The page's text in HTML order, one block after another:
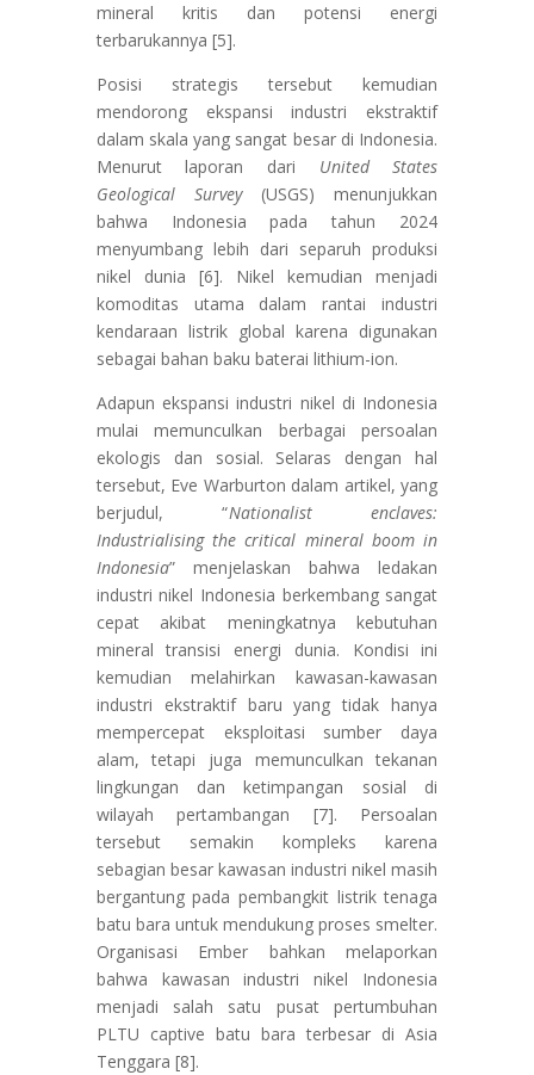
mineral kritis dan potensi energi
terbarukannya [5].
Posisi strategis tersebut kemudian
mendorong ekspansi industri ekstraktif
dalam skala yang sangat besar di Indonesia.
Menurut laporan dari United States
Geological Survey(USGS) menunjukkan
bahwa Indonesia pada tahun 2024
menyumbang lebih dari separuh produksi
nikel dunia [6]. Nikel kemudian menjadi
komoditas utama dalam rantai industri
kendaraan listrik global karena digunakan
sebagai bahan baku baterai lithium-ion.
Adapun ekspansi industri nikel di Indonesia
mulai memunculkan berbagai persoalan
ekologis dan sosial. Selaras dengan hal
tersebut, Eve Warburton dalam artikel, yang
berjudul, “Nationalist enclaves:
Industrialising the critical mineral boom in
Indonesia” menjelaskan bahwa ledakan
industri nikel Indonesia berkembang sangat
cepat akibat meningkatnya kebutuhan
mineral transisi energi dunia. Kondisi ini
kemudian melahirkan kawasan-kawasan
industri ekstraktif baru yang tidak hanya
mempercepat eksploitasi sumber daya
alam, tetapi juga memunculkan tekanan
lingkungan dan ketimpangan sosial di
wilayah pertambangan [7]. Persoalan
tersebut semakin kompleks karena
sebagian besar kawasan industri nikel masih
bergantung pada pembangkit listrik tenaga
batu bara untuk mendukung proses smelter.
Organisasi Ember bahkan melaporkan
bahwa kawasan industri nikel Indonesia
menjadi salah satu pusat pertumbuhan
PLTU captive batu bara terbesar di Asia
Tenggara [8].